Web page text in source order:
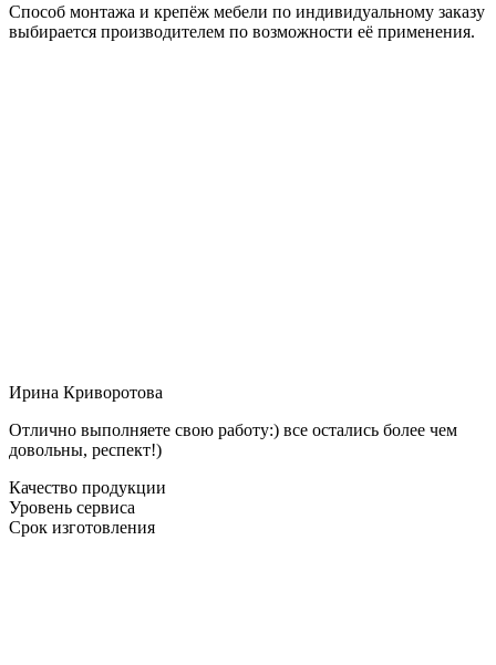
Способ монтажа и крепёж мебели по индивидуальному заказу
выбирается производителем по возможности её применения.
Ирина Криворотова
Отлично выполняете свою работу:) все остались более чем
довольны, респект!)
Качество продукции
Уровень сервиса
Срок изготовления